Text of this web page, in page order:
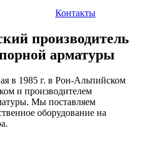
Контакты
производитель
арматуры
в 1985 г. в Рон-Альпийском
и производителем
Мы поставляем
оборудование на